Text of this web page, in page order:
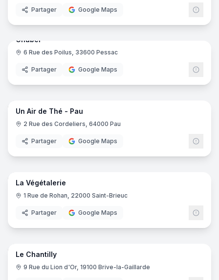
Les Saveurs d'Antan - Cherbourg-en-Cotentin
Amalthé- Antibes
La Tarte Mouginoise
Tea Time- Pertuis
Chanomi- Valence
Les Trois Tasses - Saint-Paul-Trois-Châteaux
Partager Google Maps
Chabei
6 Rue des Poilus, 33600 Pessac
Partager Google Maps
7
Un Air de Thé - Pau
2 Rue des Cordeliers, 64000 Pau
Partager Google Maps
16
La Végétalerie
1 Rue de Rohan, 22000 Saint-Brieuc
Partager Google Maps
10
Le Chantilly
9 Rue du Lion d'Or, 19100 Brive-la-Gaillarde